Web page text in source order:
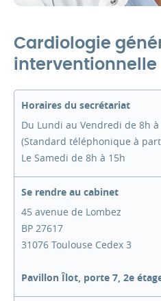
Cardiologie
interventionnelle
Horaires du secrétariat
Du Lundi au Vendredi de 8h à
(Standard téléphonique à
Le Samedi de 8h à 15h
Se rendre au cabinet
45 avenue de Lombez
BP 27617
31076 Toulouse Cedex 3
Pavillon Îlot, porte 7, 2e